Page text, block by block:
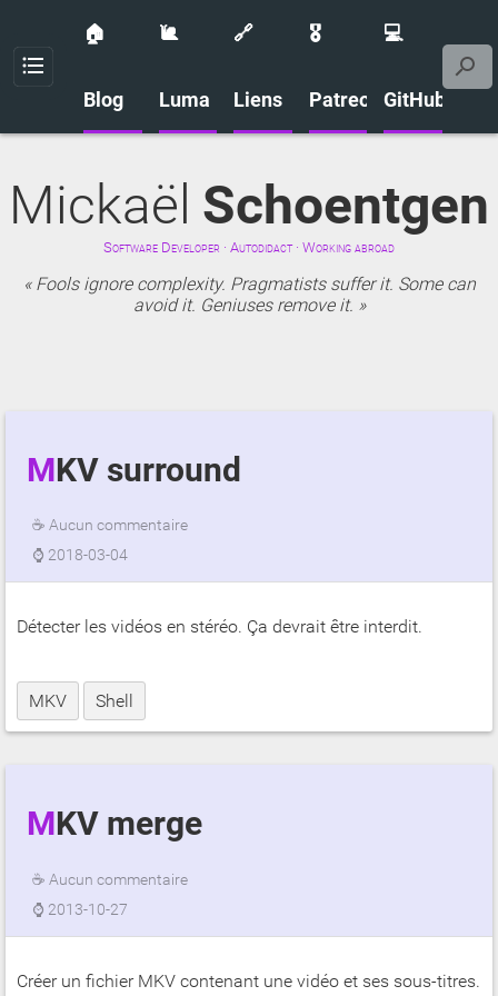
Menu
🏠
Blog
🐌
Luma
🔗
Liens
🎖️
Patreon
💻
GitHub
Mickaël Schoentgen
Software Developer · Autodidact · Working abroad
Fools ignore complexity. Pragmatists suffer it. Some can
avoid it. Geniuses remove it.
MKV surround
☕ Aucun commentaire
⌚ 2018-03-04
Détecter les vidéos en stéréo. Ça devrait être interdit.
MKV Shell
MKV merge
☕ Aucun commentaire
⌚ 2013-10-27
Créer un fichier MKV contenant une vidéo et ses sous-titres.